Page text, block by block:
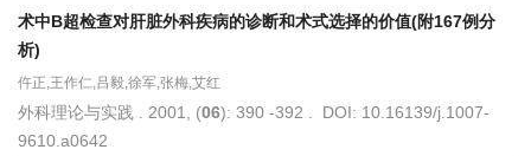
术中B超检查对肝脏外科疾病的诊断和术式选择的价值(附167例分
析)
仵正,王作仁,吕毅,徐军,张梅,艾红
外科理论与实践 . 2001, (06): 390 -392 . DOI: 10.16139/j.1007-
9610.a0642